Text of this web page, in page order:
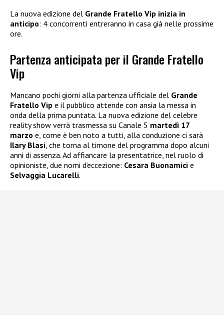
La nuova edizione del Grande Fratello Vip inizia in
anticipo: 4 concorrenti entreranno in casa già nelle prossime
ore.
Partenza anticipata per il Grande Fratello
Vip
Mancano pochi giorni alla partenza ufficiale del Grande
Fratello Vip e il pubblico attende con ansia la messa in
onda della prima puntata. La nuova edizione del celebre
reality show verrà trasmessa su Canale 5 martedì 17
marzo e, come è ben noto a tutti, alla conduzione ci sarà
Ilary Blasi , che torna al timone del programma dopo alcuni
anni di assenza. Ad affiancare la presentatrice, nel ruolo di
opinioniste, due nomi d’eccezione: Cesara Buonamici e
Selvaggia Lucarelli.